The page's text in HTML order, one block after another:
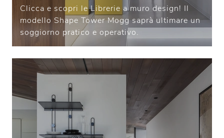
Clicca e scopri le Librerie a muro design! Il
modello Shape Tower Mogg saprà ultimare un
soggiorno pratico e operativo.